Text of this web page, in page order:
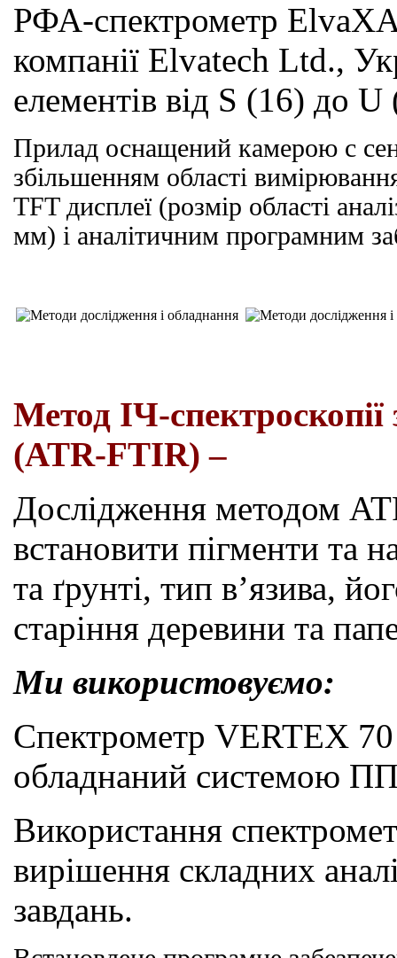
РФА-спектрометр
компанії Elvatech Ltd.,
елементів від S (16) до U
Прилад оснащений камерою c
збільшенням області
TFTдисплеї (розмір області
мм) і аналітичним програмним
Метод ІЧ-
(ATR-FTIR) –
Дослідження методом
встановити пігменти та
та ґрунті, тип в’язива,
старіння деревини та
Ми використовуємо:
Спектрометр VERTEX
обладнаний системою
Використання
вирішення складних
завдань.